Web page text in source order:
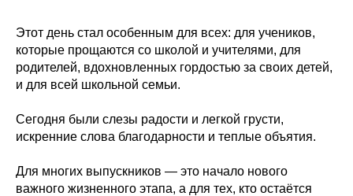
Этот день стал особенным для всех: для учеников,
которые прощаются со школой и учителями, для
родителей, вдохновленных гордостью за своих детей,
и для всей школьной семьи.
Сегодня были слезы радости и легкой грусти,
искренние слова благодарности и теплые объятия.
Для многих выпускников — это начало нового
важного жизненного этапа, а для тех, кто остаётся